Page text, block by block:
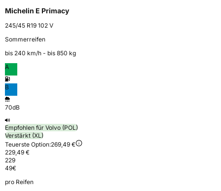
Michelin E Primacy
245/45 R19 102 V
Sommerreifen
bis 240 km⁠/⁠h - bis 850 kg
A
B
70dB
Empfohlen für Volvo (POL)
Verstärkt (XL)
Teuerste Option:269,49 €
229,49 €
229
49€
pro Reifen